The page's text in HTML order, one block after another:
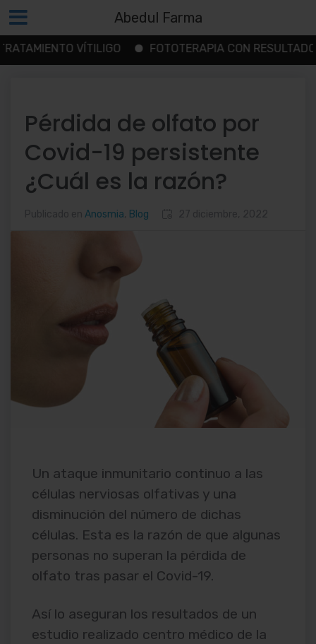
VÍTILIGO
FOTOTERAPIA CON RESULTADOS
Pérdida de olfato por
Covid-19 persistente
¿Cuál es la razón?
Anosmia Blog
Un ataque inmunitario continuo a las
células nerviosas olfativas y una
disminución del número de dichas
células. Esta es la razón de que algunas
personas no superan la pérdida de
olfato tras pasar el Covid-19.
Así lo aseguran los resultados de un
estudio realizado centro médico de la
Abedul Farma